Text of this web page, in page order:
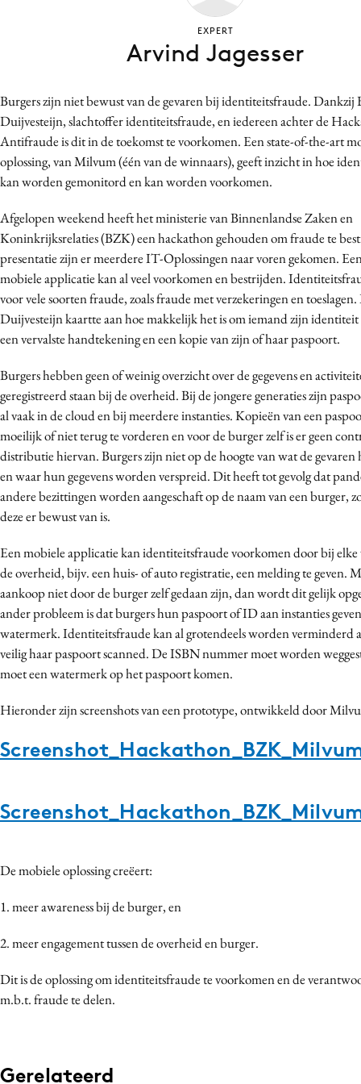
Craft
Customer Experience
Data & Insights
Design
Digital transformation
Diversiteit
Effectiviteit
Gedragsverandering
Influencer marketing
Interne communicatie
Media
Merkstrategie
Programmatic
Purpose Marketing
Reputatie & crisis
Burgers zijn niet bewust van de gevaren bij identiteitsfraude.
Duijvesteijn, slachtoffer identiteitsfraude, en iedereen achter de
Antifraude is dit in de toekomst te voorkomen. Een state-of-the-art
oplossing, van Milvum (één van de winnaars), geeft inzicht in hoe
kan worden gemonitord en kan worden voorkomen.
Afgelopen weekend heeft het ministerie van Binnenlandse Zaken en
Koninkrijksrelaties (BZK) een hackathon gehouden om fraude te
presentatie zijn er meerdere IT-Oplossingen naar voren gekomen.
mobiele applicatie kan al veel voorkomen en bestrijden.
voor vele soorten fraude, zoals fraude met verzekeringen en
Duijvesteijn kaartte aan hoe makkelijk het is om iemand zijn identiteit
een vervalste handtekening en een kopie van zijn of haar paspoort.
Burgers hebben geen of weinig overzicht over de gegevens en
geregistreerd staan bij de overheid. Bij de jongere generaties zijn
al vaak in de cloud en bij meerdere instanties. Kopieën van een
moeilijk of niet terug te vorderen en voor de burger zelf is er geen
distributie hiervan. Burgers zijn niet op de hoogte van wat de gevaren
en waar hun gegevens worden verspreid. Dit heeft tot gevolg dat
andere bezittingen worden aangeschaft op de naam van een burger,
deze er bewust van is.
Een mobiele applicatie kan identiteitsfraude voorkomen door bij
de overheid, bijv. een huis- of auto registratie, een melding te geven.
aankoop niet door de burger zelf gedaan zijn, dan wordt dit gelijk
ander probleem is dat burgers hun paspoort of ID aan instanties
watermerk. Identiteitsfraude kan al grotendeels worden verminderd
veilig haar paspoort scanned. De ISBN nummer moet worden
moet een watermerk op het paspoort komen.
Hieronder zijn screenshots van een prototype, ontwikkeld door
De mobiele oplossing creëert:
1. meer awareness bij de burger, en
2. meer engagement tussen de overheid en burger.
Dit is de oplossing om identiteitsfraude te voorkomen en de
m.b.t. fraude te delen.
Gerelateerd
EXPERT
Arvind Jagesser